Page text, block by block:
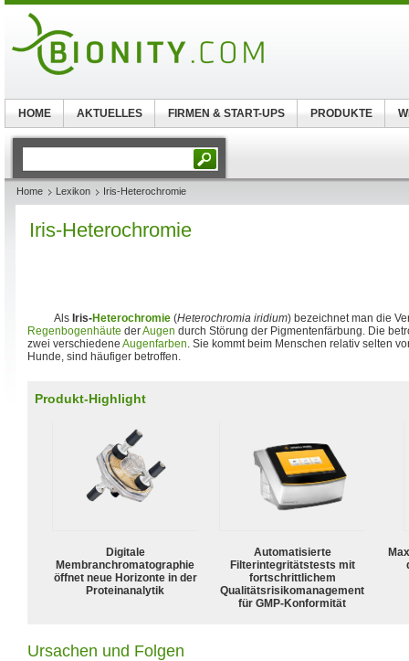
Home Lexikon Iris-Heterochromie
Iris-Heterochromie
Als Iris-Heterochromie (Heterochromia iridium) bezeichnet man die
Regenbogenhäute derAugen durch Störung der Pigmentenfärbung. Die
zwei verschiedene Augenfarben. Sie kommt beim Menschen relativ selten
Hunde, sind häufiger betroffen.
Produkt-Highlight
Digitale
Membranchromatographie
öffnet neue Horizonte in der
Proteinanalytik
Automatisierte
Filterintegritätstests mit
fortschrittlichem
Qualitätsrisikomanagement
für GMP-Konformität
Ursachen und Folgen
HOME AKTUELLES FIRMEN & START-UPS PRODUKTE